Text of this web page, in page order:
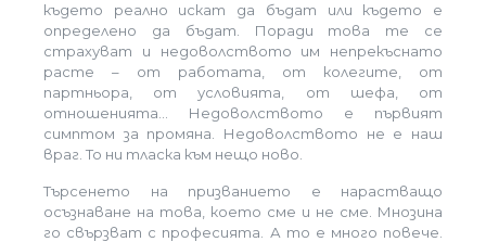
където реално искат да бъдат или където е
определено да бъдат. Поради това те се
страхуват и недоволството им непрекъснато
расте – от работата, от колегите, от
партньора, от условията, от шефа, от
отношенията… Недоволството е първият
симптом за промяна. Недоволството не е наш
враг. То ни тласка към нещо ново.
Търсенето на призванието е нарастващо
осъзнаване на това, което сме и не сме. Мнозина
го свързват с професията. А то е много повече.